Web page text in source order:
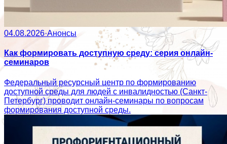
04.08.2026·Анонсы
Как формировать доступную среду: серия онлайн-
семинаров
Федеральный ресурсный центр по формированию
доступной среды для людей с инвалидностью (Санкт-
Петербург) проводит онлайн-семинары по вопросам
формирования доступной среды.